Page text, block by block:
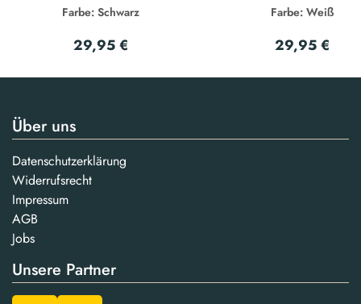
Farbe: Schwarz
29,95 €
Farbe: Weiß
29,95 €
Über uns
Datenschutzerklärung
Widerrufsrecht
Impressum
AGB
Jobs
Unsere Partner